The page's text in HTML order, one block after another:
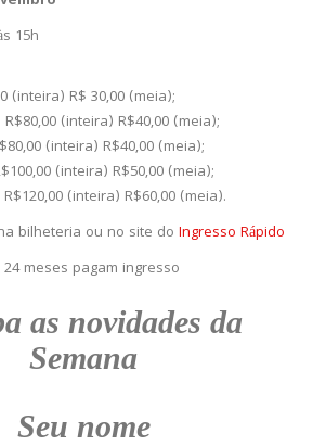
15h
(inteira) R$ 30,00 (meia);
(inteira) R$40,00 (meia);
(inteira) R$40,00 (meia);
(inteira) R$50,00 (meia);
(inteira) R$60,00 (meia).
bilheteria ou no site do Ingresso Rápido
meses pagam ingresso
as novidades da
Semana
Seu nome